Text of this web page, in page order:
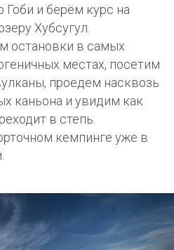
и берём курс на
Хубсугул.
остановки в самых
местах, посетим
проедем насквозь
каньона и увидим как
в степь.
кемпинге уже в